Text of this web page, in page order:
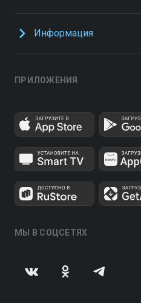
Информация
ПРИЛОЖЕНИЯ
МЫ В СОЦСЕТЯХ